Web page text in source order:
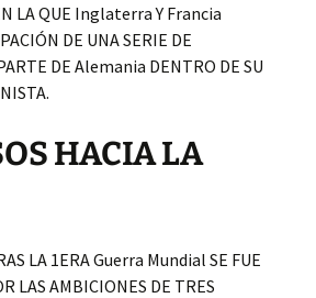
LA QUE Inglaterra Y Francia
DE UNA SERIE DE
DE Alemania DENTRO DE SU
HACIA LA
LA 1ERA Guerra Mundial SE FUE
LAS AMBICIONES DE TRES